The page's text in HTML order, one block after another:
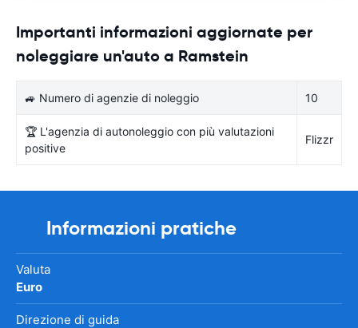
Importanti informazioni aggiornate per
noleggiare un'auto a Ramstein
🚙 Numero di agenzie di noleggio 10
🏆 L'agenzia di autonoleggio con più valutazioni
positive
Flizzr
Informazioni pratiche
Valuta
Euro
Direzione di guida